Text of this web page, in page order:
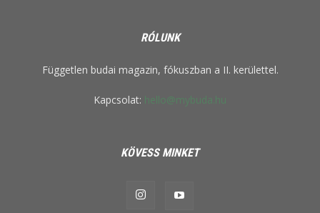
RÓLUNK
Független budai magazin, fókuszban a II. kerülettel.
Kapcsolat: hello@mybuda.hu
KÖVESS MINKET